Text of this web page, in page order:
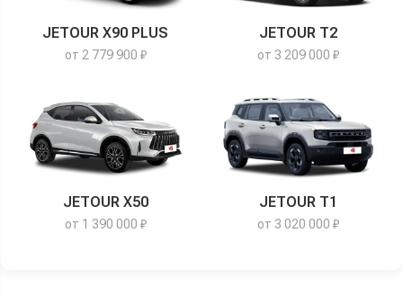
JETOUR X90 PLUS
от 2 779 900 ₽
JETOUR T2
от 3 209 000 ₽
JETOUR X50
от 1 390 000 ₽
JETOUR T1
от 3 020 000 ₽